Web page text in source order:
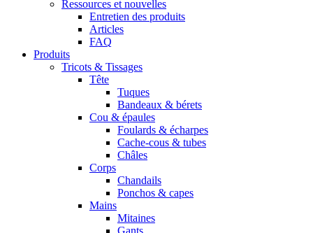
Ressources et nouvelles
Entretien des produits
Articles
FAQ
Produits
Tricots & Tissages
Tête
Tuques
Bandeaux & bérets
Cou & épaules
Foulards & écharpes
Cache-cous & tubes
Châles
Corps
Chandails
Ponchos & capes
Mains
Mitaines